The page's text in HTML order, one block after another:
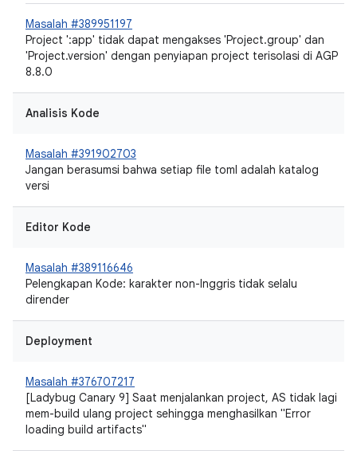
Masalah #389951197
Project ':app' tidak dapat mengakses 'Project.group' dan
'Project.version' dengan penyiapan project terisolasi di AGP
8.8.0
Analisis Kode
Masalah #391902703
Jangan berasumsi bahwa setiap file toml adalah katalog
versi
Editor Kode
Masalah #389116646
Pelengkapan Kode: karakter non-Inggris tidak selalu
dirender
Deployment
Masalah #376707217
[Ladybug Canary 9] Saat menjalankan project, AS tidak lagi
mem-build ulang project sehingga menghasilkan "Error
loading build artifacts"